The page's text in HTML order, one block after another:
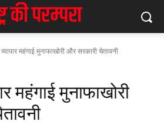
महंगाई मुनाफाखोरी और सरकारी चेतावनी
महंगाई मुनाफाखोरी